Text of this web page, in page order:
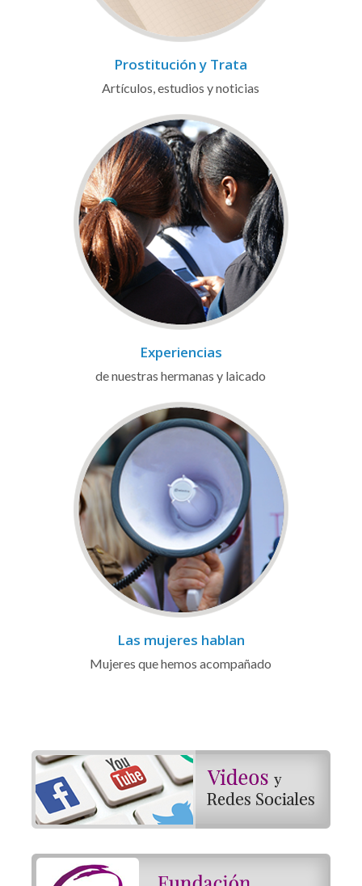
Prostitución y Trata
Artículos, estudios y noticias
Experiencias
de nuestras hermanas y laicado
Las mujeres hablan
Mujeres que hemos acompañado